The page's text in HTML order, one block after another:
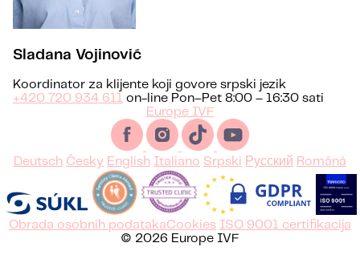
Sladana Vojinović
Koordinator za klijente koji govore srpski jezik
+420 720 934 611 on-line Pon–Pet 8:00 – 16:30 sati
Europe IVF
Deutsch Česky English Italiano Srpski Русский Română
Obrada osobnih podatakaCookies ISO 9001 certifikacija
© 2026 Europe IVF